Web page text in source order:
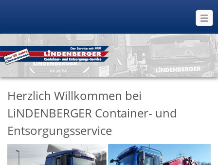
Herzlich Willkommen bei
LiNDENBERGER Container- und
Entsorgungsservice